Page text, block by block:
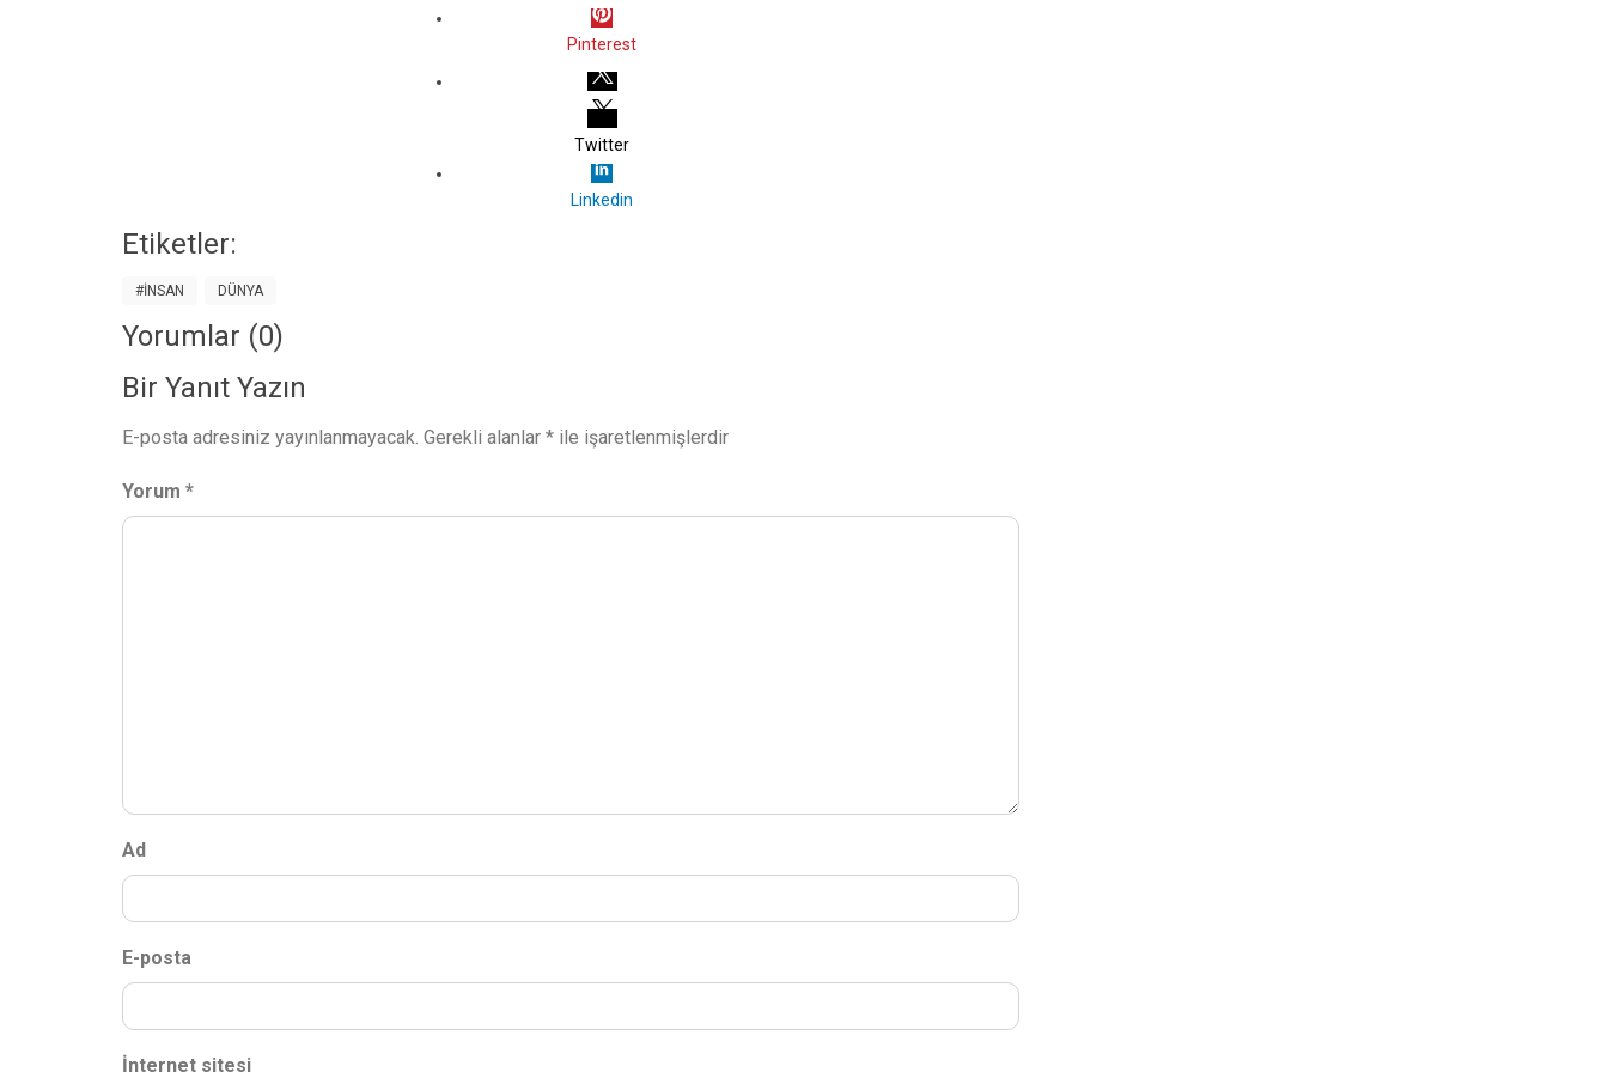
Pinterest
Twitter
Linkedin
Etiketler:
#İNSAN DÜNYA
Yorumlar (0)
Bir Yanıt Yazın
E-posta adresiniz yayınlanmayacak. Gerekli alanlar * ile işaretlenmişlerdir
Yorum *
Ad
E-posta
İnternet sitesi